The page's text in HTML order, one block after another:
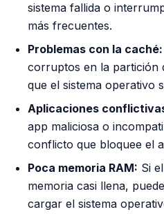
sistema fallida o
más frecuentes.
Problemas con la caché:
corruptos en la partición
que el sistema operativo
Aplicaciones
app maliciosa o
conflicto que bloquee el
Poca memoria RAM: Si
memoria casi llena,
cargar el sistema